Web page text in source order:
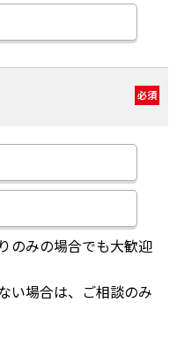
必須
のみの場合でも大歓迎
い場合は、ご相談のみ